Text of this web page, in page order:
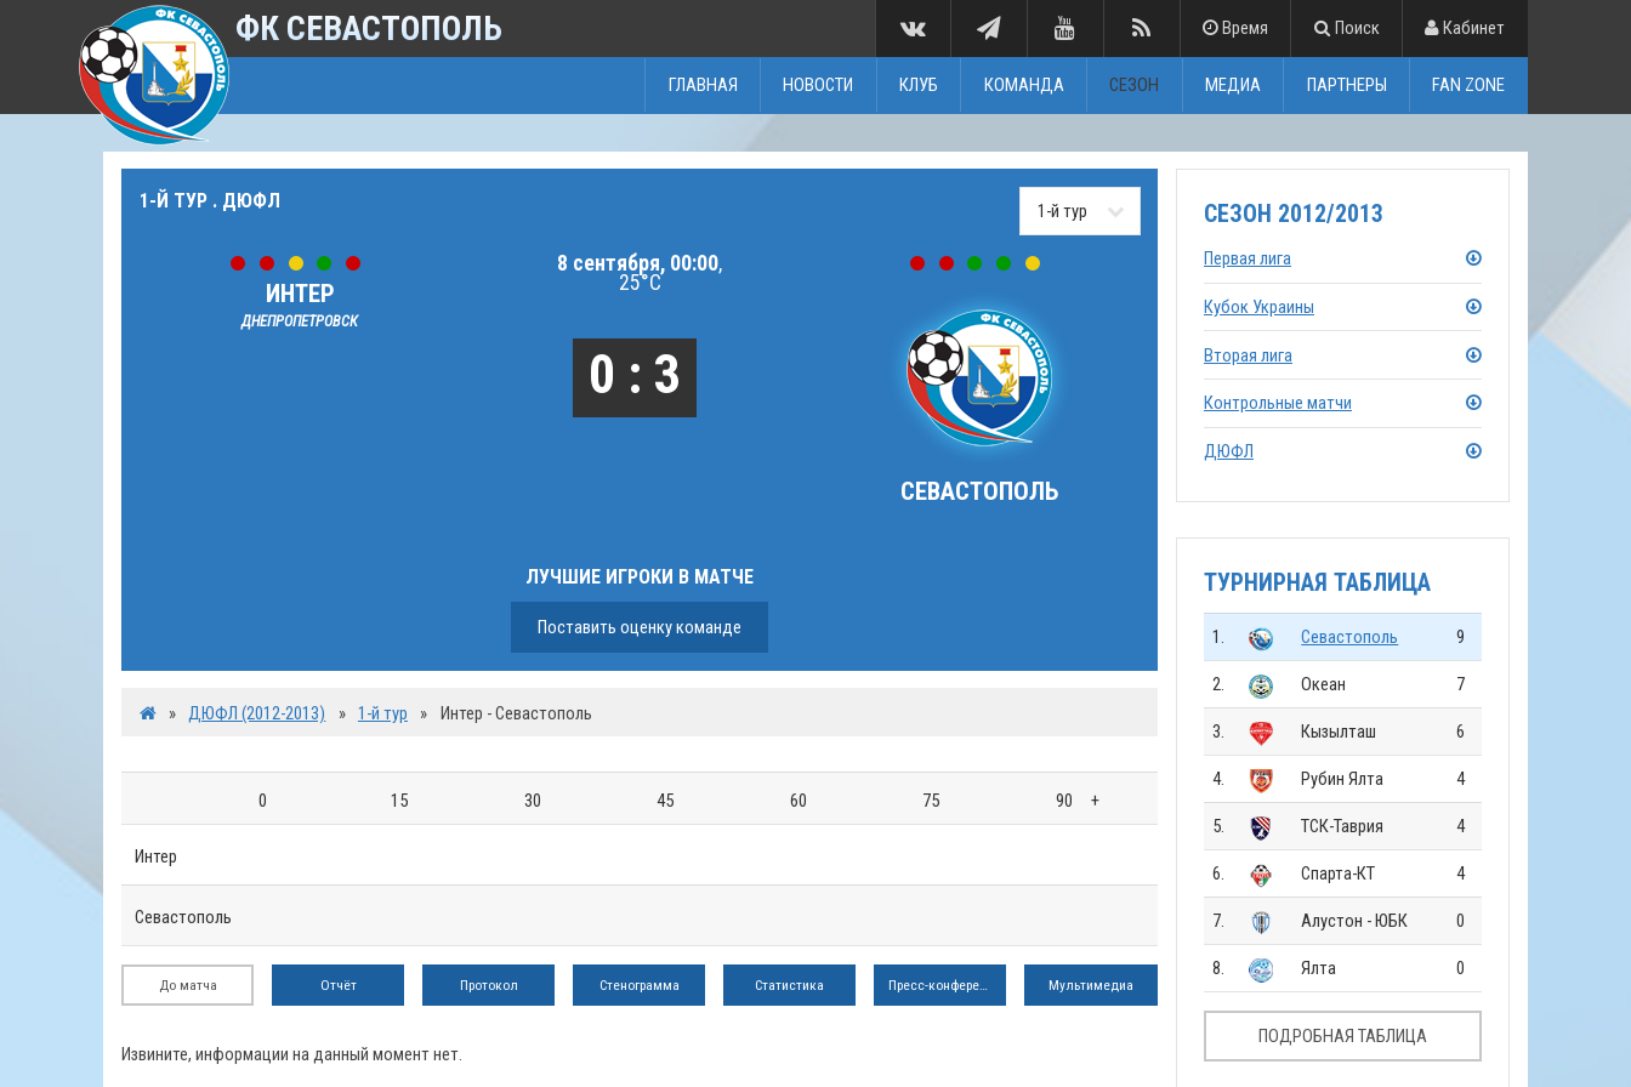
ФК СЕВАСТОПОЛЬ Время Поиск Кабинет
ГЛАВНАЯ НОВОСТИ КЛУБ КОМАНДА СЕЗОН МЕДИА ПАРТНЕРЫ FAN ZONE
1-Й ТУР . ДЮФЛ
ИНТЕР
ДНЕПРОПЕТРОВСК
8 сентября, 00:00,
25°C
0 : 3
СЕВАСТОПОЛЬ
ЛУЧШИЕ ИГРОКИ В МАТЧЕ
Поставить оценку команде
» ДЮФЛ (2012-2013) » 1-й тур » Интер - Севастополь
0 15 30 45 60 75 90 +
Интер
Севастополь
До матча Отчёт Протокол Стенограмма Статистика Пресс-конференция Мультимедиа
Извините, информации на данный момент нет.
СЕЗОН 2012/2013
Первая лига
Кубок Украины
Вторая лига
Контрольные матчи
ДЮФЛ
ТУРНИРНАЯ ТАБЛИЦА
1. Севастополь 9
2. Океан 7
3. Кызылташ 6
4. Рубин Ялта 4
5. ТСК-Таврия 4
6. Спарта-КТ 4
7. Алустон - ЮБК 0
8. Ялта 0
ПОДРОБНАЯ ТАБЛИЦА